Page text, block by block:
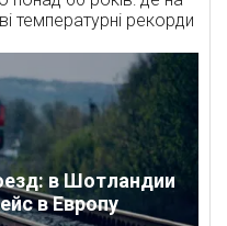
температурні рекорди
в Шотландии
в Европу